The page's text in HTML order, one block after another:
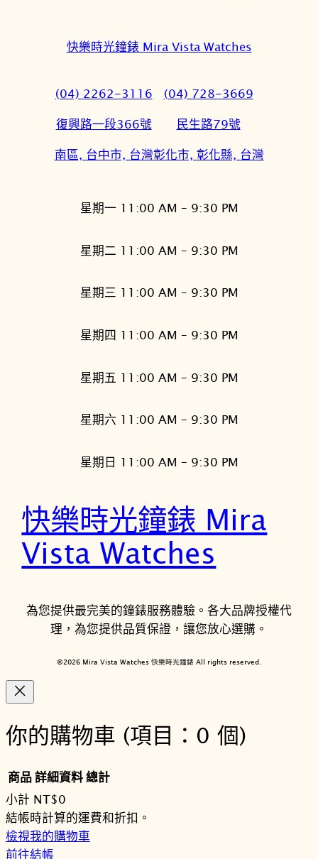
快樂時光鐘錶 Mira Vista Watches
(04) 2262-3116
復興路一段366號
南區, 台中市, 台灣
(04) 728-3669
民生路79號
彰化市, 彰化縣, 台灣
星期一 11:00 AM – 9:30 PM
星期二 11:00 AM – 9:30 PM
星期三 11:00 AM – 9:30 PM
星期四 11:00 AM – 9:30 PM
星期五 11:00 AM – 9:30 PM
星期六 11:00 AM – 9:30 PM
星期日 11:00 AM – 9:30 PM
快樂時光鐘錶 Mira
Vista Watches
為您提供最完美的鐘錶服務體驗。各大品牌授權代
理，為您提供品質保證，讓您放心選購。
©2026 Mira Vista Watches 快樂時光鐘錶 All rights reserved.
你的購物車 (項目：0 個)
購
物
商品詳細資料總計
小計 NT$0
結帳時計算的運費和折扣。
檢視我的購物車
前往結帳